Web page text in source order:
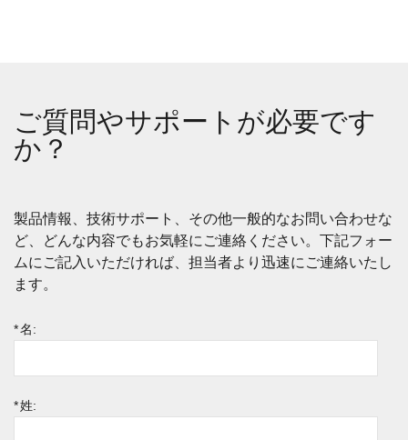
ご質問やサポートが必要です
か？
製品情報、技術サポート、その他一般的なお問い合わせな
ど、どんな内容でもお気軽にご連絡ください。下記フォー
ムにご記入いただければ、担当者より迅速にご連絡いたし
ます。
*名:
*姓: